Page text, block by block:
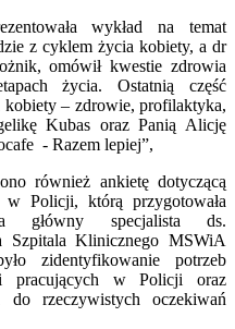
wykład na temat
z cyklem życia kobiety, a dr
omówił kwestie zdrowia
życia. Ostatnią część
kobiety – zdrowie, profilaktyka,
Kubas oraz Panią Alicję
- Razem lepiej”,
również ankietę dotyczącą
Policji, którą przygotowała
główny specjalista ds.
Klinicznego MSWiA
zidentyfikowanie potrzeb
i pracujących w Policji oraz
do rzeczywistych oczekiwań